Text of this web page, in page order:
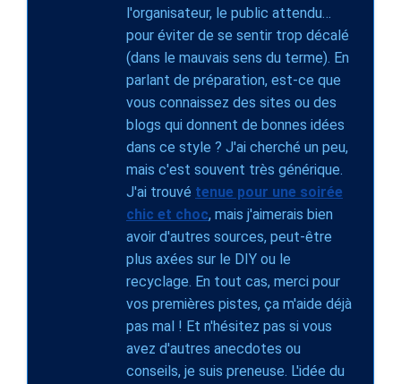
l'organisateur, le public attendu…
pour éviter de se sentir trop décalé
(dans le mauvais sens du terme). En
parlant de préparation, est-ce que
vous connaissez des sites ou des
blogs qui donnent de bonnes idées
dans ce style ? J'ai cherché un peu,
mais c'est souvent très générique.
J'ai trouvé tenue pour une soirée
chic et choc, mais j'aimerais bien
avoir d'autres sources, peut-être
plus axées sur le DIY ou le
recyclage. En tout cas, merci pour
vos premières pistes, ça m'aide déjà
pas mal ! Et n'hésitez pas si vous
avez d'autres anecdotes ou
conseils, je suis preneuse. L'idée du